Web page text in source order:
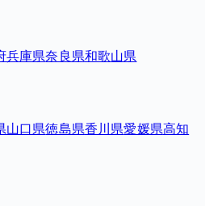
兵庫県奈良県和歌山県
山口県徳島県香川県愛媛県高知